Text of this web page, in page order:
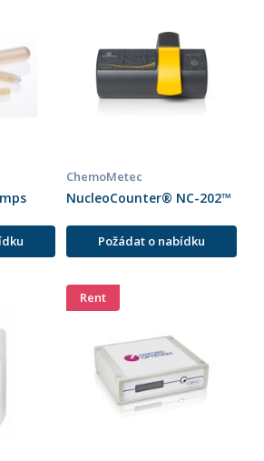
ChemoMetec
NucleoCounter® NC-202™
Požádat o nabídku
Rent